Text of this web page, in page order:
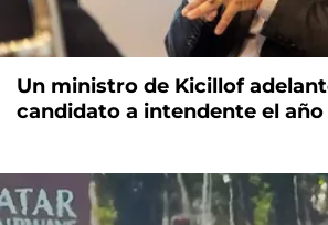
Un ministro de Kicillof
candidato a intendente el año